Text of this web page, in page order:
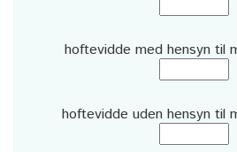
hoftevidde med hensyn til
hoftevidde uden hensyn til